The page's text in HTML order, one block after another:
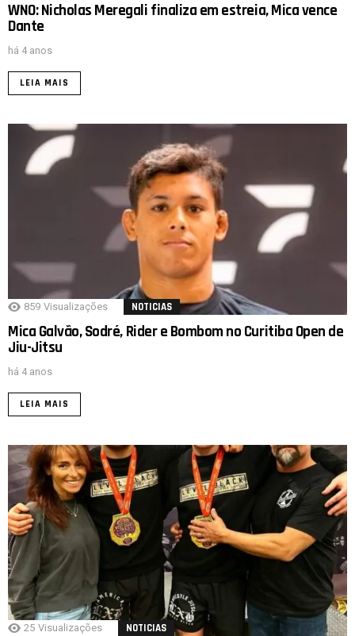
WNO: Nicholas Meregali finaliza em estreia, Mica vence
Dante
há 4 anos
LEIA MAIS
859 Visualizações NOTICIAS
Mica Galvão, Sodré, Rider e Bombom no Curitiba Open de
Jiu-Jitsu
há 4 anos
LEIA MAIS
25 Visualizações NOTICIAS